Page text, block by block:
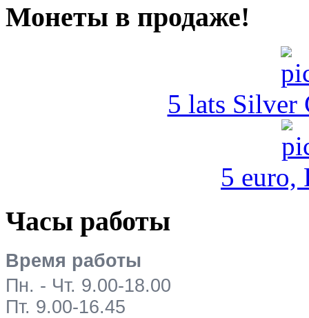
Монеты в продаже!
5 lats Silver
5 euro,
Часы работы
Время работы
Пн. - Чт. 9.00-18.00
Пт. 9.00-16.45